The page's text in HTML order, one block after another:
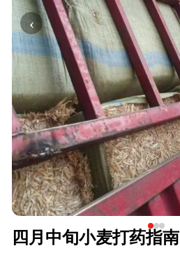
‹
四月中旬小麦打药指南